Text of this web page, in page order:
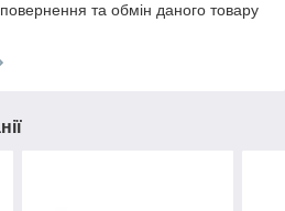
та обмін даного товару